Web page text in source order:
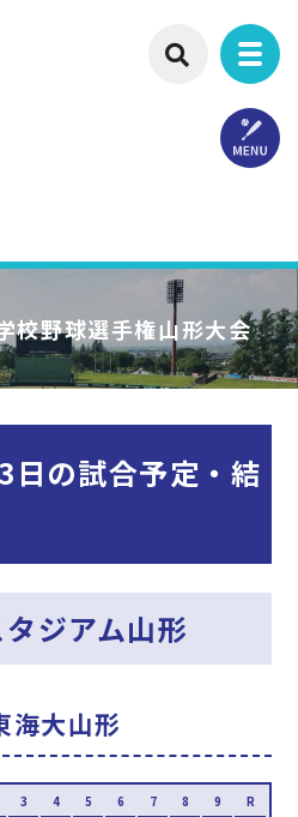
校野球選手権山形大会
の試合予定・結
ジアム山形
海大山形